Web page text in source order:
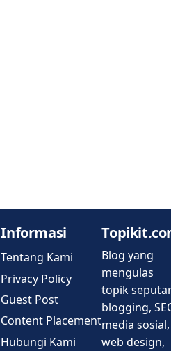
Informasi
Tentang Kami
Privacy Policy
Guest Post
Content Placement
Hubungi Kami
Blog yang
mengulas
topik
blogging,
media sosial,
web design,